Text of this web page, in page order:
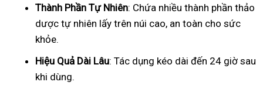
Thành Phần Tự Nhiên: Chứa nhiều thành phần thảo
dược tự nhiên lấy trên núi cao, an toàn cho sức
khỏe.
Hiệu Quả Dài Lâu: Tác dụng kéo dài đến 24 giờ sau
khi dùng.